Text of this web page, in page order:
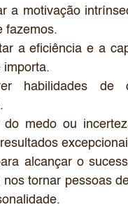
a motivação
fazemos.
a eficiência e a
importa.
habilidades de
do medo ou
alcançar o
tornar pessoas